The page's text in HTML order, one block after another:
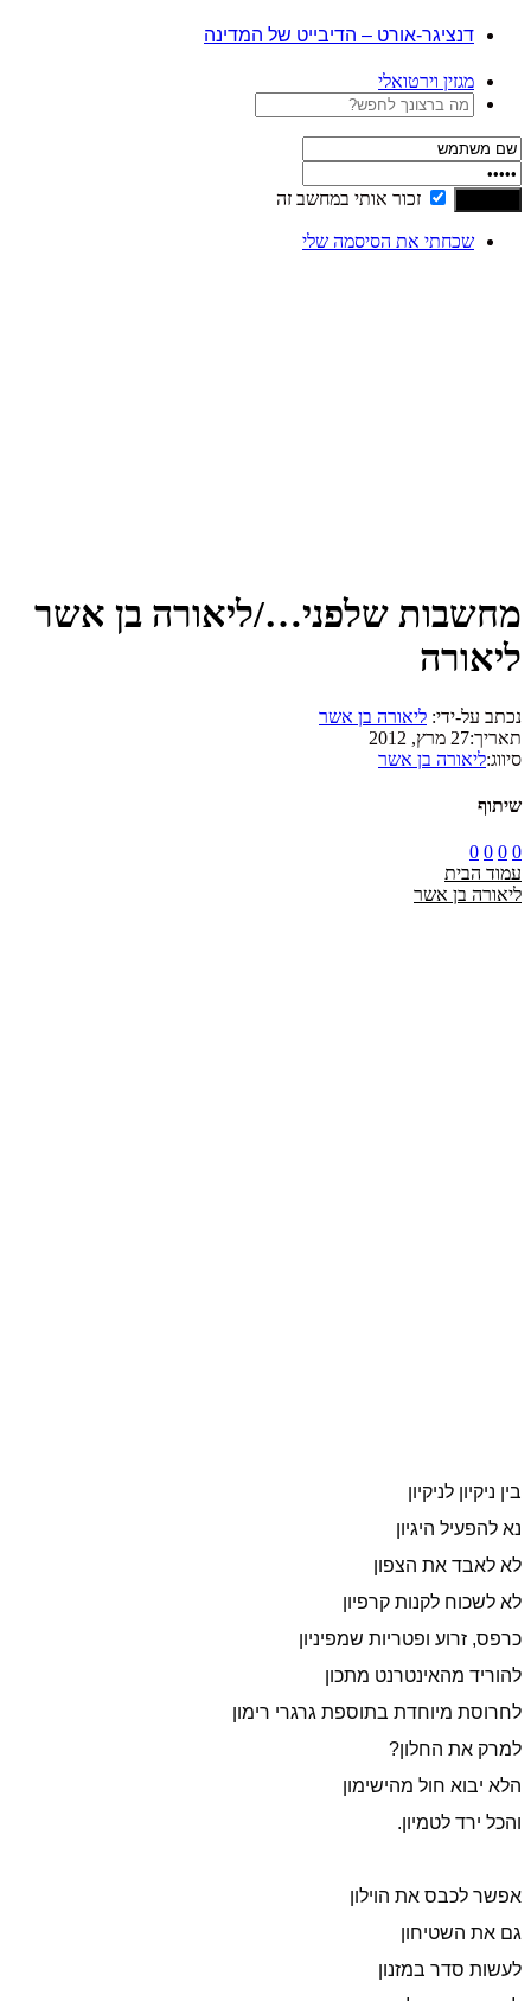
דנציגר-אורט – הדיבייט של המדינה
מגזין וירטואלי
זכור אותי במחשב זה
שכחתי את הסיסמה שלי
מחשבות שלפני…/ליאורה בן אשר
ליאורה
נכתב על-ידי: ליאורה בן אשר
תאריך:27 מרץ, 2012
סיווג:ליאורה בן אשר
שיתוף
0
0
0
0
עמוד הבית
ליאורה בן אשר
בין ניקיון לניקיון
נא להפעיל היגיון
לא לאבד את הצפון
לא לשכוח לקנות קרפיון
כרפס, זרוע ופטריות שמפיניון
להוריד מהאינטרנט מתכון
לחרוסת מיוחדת בתוספת גרגרי רימון
למרק את החלון?
הלא יבוא חול מהישימון
והכל ירד לטמיון.
אפשר לכבס את הוילון
גם את השטיחון
לעשות סדר במזנון